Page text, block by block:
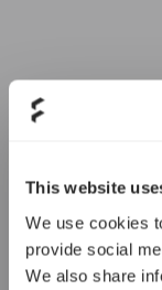
This website
We use cookies
provide social
We also share